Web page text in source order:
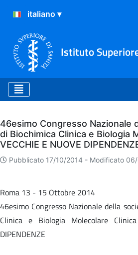
Istituto
Archivio
46esimo Congresso Nazionale
di Biochimica Clinica e Biologia
VECCHIE E NUOVE
Pubblicato 17/10/2014 - Modificato
Roma 13 - 15 Ottobre 2014
46esimo Congresso Nazionale della
Clinica e Biologia Molecolare
DIPENDENZE